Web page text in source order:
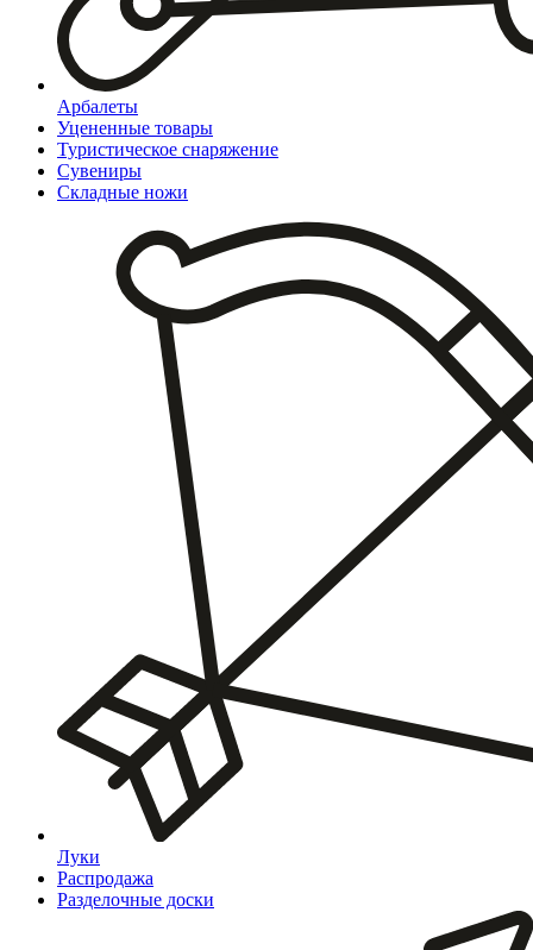
Арбалеты
Уцененные товары
Туристическое снаряжение
Сувениры
Складные ножи
Луки
Распродажа
Разделочные доски